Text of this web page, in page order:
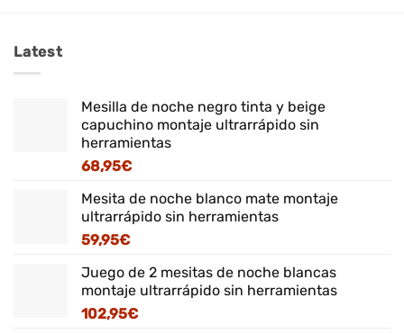
Latest
Mesilla de noche negro tinta y beige
capuchino montaje ultrarrápido sin
herramientas
68,95€
Mesita de noche blanco mate montaje
ultrarrápido sin herramientas
59,95€
Juego de 2 mesitas de noche blancas
montaje ultrarrápido sin herramientas
102,95€